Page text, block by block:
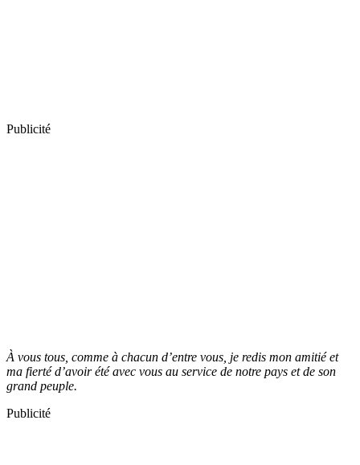
Publicité
À vous tous, comme à chacun d’entre vous, je redis mon amitié et
ma fierté d’avoir été avec vous au service de notre pays et de son
grand peuple.
Publicité